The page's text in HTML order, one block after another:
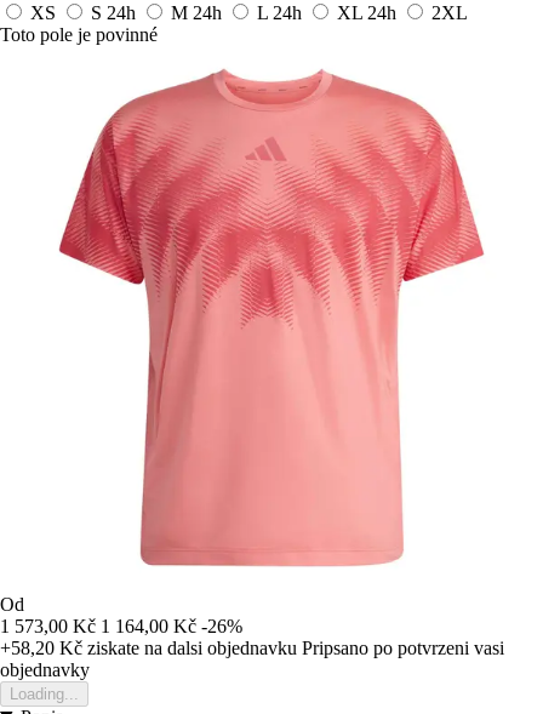
XS
S 24h M 24h L 24h XL 24h
2XL
Toto pole je povinné
Od
1 573,00 Kč 1 164,00 Kč -26%
+58,20 Kč ziskate na dalsi objednavku Pripsano po potvrzeni vasi
objednavky
Loading...